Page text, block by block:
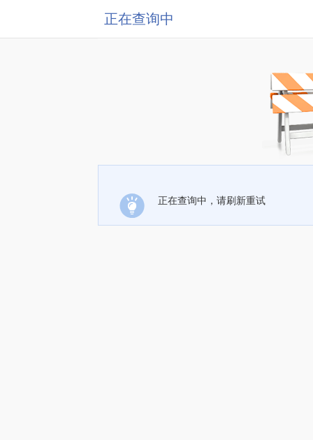
正在查询中
正在查询中，请刷新重试